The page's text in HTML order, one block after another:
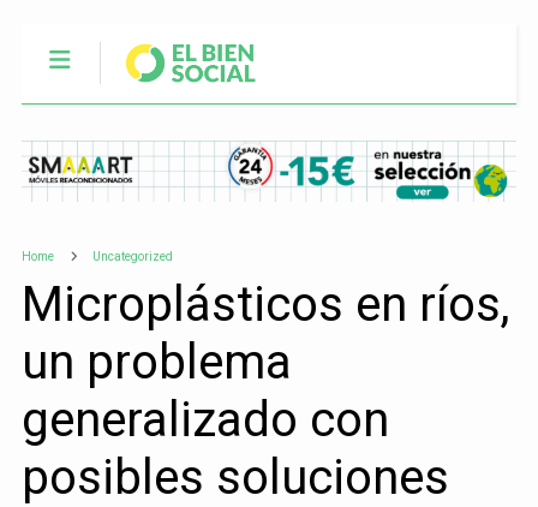
Home Uncategorized
Microplásticos en ríos,
un problema
generalizado con
posibles soluciones